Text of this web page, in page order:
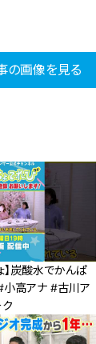
の画像を見る
】炭酸水でかんぱ
高アナ #古川ア